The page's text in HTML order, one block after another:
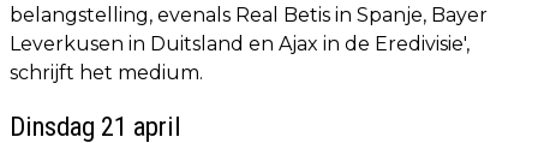
belangstelling, evenals Real Betis in Spanje, Bayer
Leverkusen in Duitsland en Ajax in de Eredivisie',
schrijft het medium.
Dinsdag 21 april